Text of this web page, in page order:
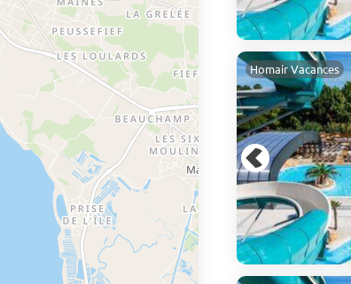
Homair Vacances